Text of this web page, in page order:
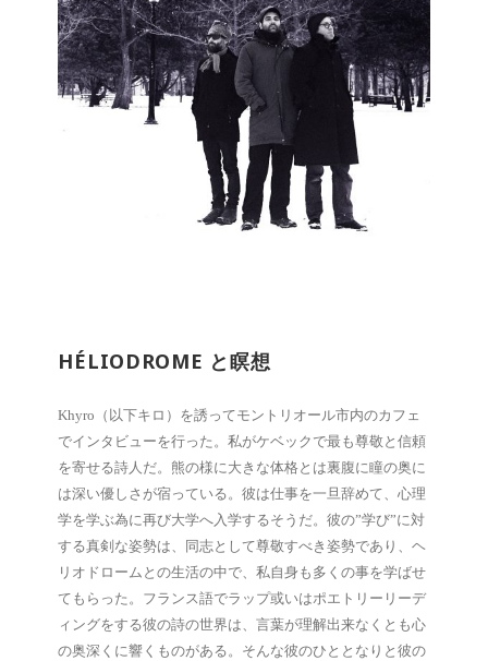
HÉLIODROME と瞑想
Khyro（以下キロ）を誘ってモントリオール市内のカフェ
でインタビューを行った。私がケベックで最も尊敬と信頼
を寄せる詩人だ。熊の様に大きな体格とは裏腹に瞳の奥に
は深い優しさが宿っている。彼は仕事を一旦辞めて、心理
学を学ぶ為に再び大学へ入学するそうだ。彼の”学び”に対
する真剣な姿勢は、同志として尊敬すべき姿勢であり、ヘ
リオドロームとの生活の中で、私自身も多くの事を学ばせ
てもらった。フランス語でラップ或いはポエトリーリーデ
ィングをする彼の詩の世界は、言葉が理解出来なくとも心
の奥深くに響くものがある。そんな彼のひととなりと彼の